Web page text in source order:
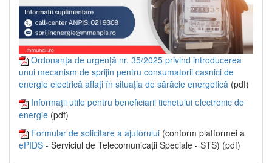
Ordonanța de urgență nr. 35/2025 privind introducerea
unui mecanism de sprijin pentru consumatorii casnici de
energie electrică aflați în situația de sărăcie energetică (pdf)
Informații utile pentru beneficiarii tichetului electronic de
energie (pdf)
Formular de solicitare a ajutorului (conform platformei a
ePIDS - Serviciul de Telecomunicații Speciale - STS) (pdf)